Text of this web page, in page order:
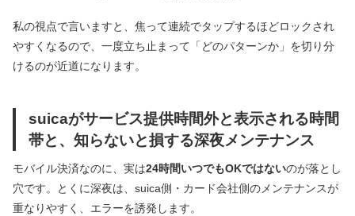
私の視点で言いますと、焦って連続でタップするほどロックされ
やすくなるので、一度立ち止まって「どのパターンか」を切り分
けるのが近道になります。
suicaがサービス提供時間外と表示される時間
帯と、知らないと損する深夜メンテナンス
モバイル決済なのに、実は24時間いつでもOKではないのが落とし
穴です。とくに深夜は、suica側・カード会社側のメンテナンスが
重なりやすく、エラーを誘発します。